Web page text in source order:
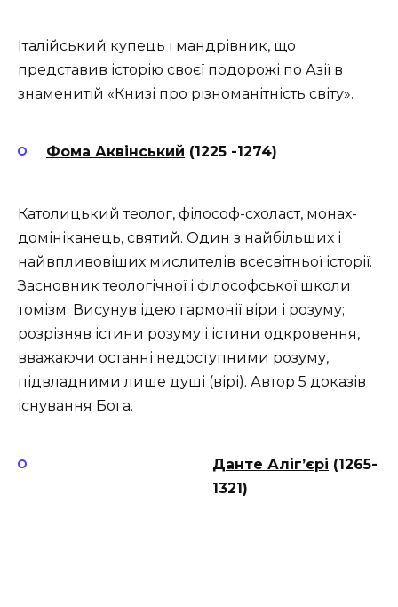
Італійський купець і мандрівник, що
представив історію своєї подорожі по Азії в
знаменитій «Книзі про різноманітність світу».
Фома Аквінський (1225 -1274)
Католицький теолог, філософ-схоласт, монах-
домініканець, святий. Один з найбільших і
найвпливовіших мислителів всесвітньої історії.
Засновник теологічної і філософської школи
томізм. Висунув ідею гармонії віри і розуму;
розрізняв істини розуму і істини одкровення,
вважаючи останні недоступними розуму,
підвладними лише душі (вірі). Автор 5 доказів
існування Бога.
Данте Аліг’єрі (1265-
1321)